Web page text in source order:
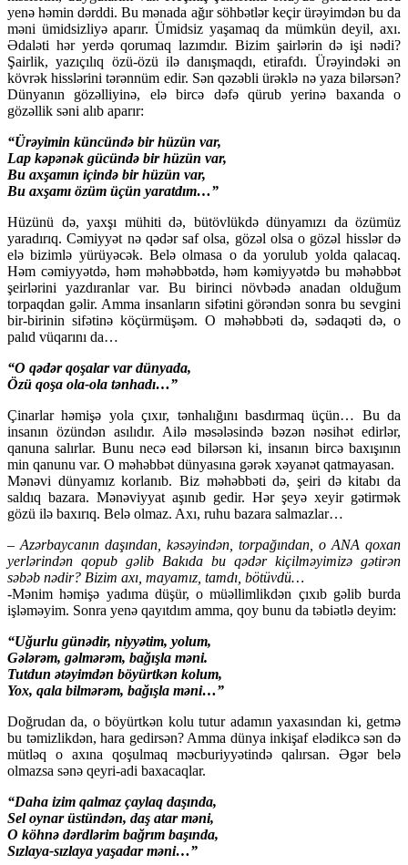
yenə həmin dərddi. Bu mənada ağır söhbətlər keçir ürəyimdən bu da
məni ümidsizliyə aparır. Ümidsiz yaşamaq da mümkün deyil, axı.
Ədaləti hər yerdə qorumaq lazımdır. Bizim şairlərin də işi nədi?
Şairlik, yazıçılıq özü-özü ilə danışmaqdı, etirafdı. Ürəyindəki ən
kövrək hisslərini tərənnüm edir. Sən qəzəbli ürəklə nə yaza bilərsən?
Dünyanın gözəlliyinə, elə bircə dəfə qürub yerinə baxanda o
gözəllik səni alıb aparır:
“Ürəyimin küncündə bir hüzün var,
Lap kəpənək gücündə bir hüzün var,
Bu axşamın içində bir hüzün var,
Bu axşamı özüm üçün yaratdım…”
Hüzünü də, yaxşı mühiti də, bütövlükdə dünyamızı da özümüz
yaradırıq. Cəmiyyət nə qədər saf olsa, gözəl olsa o gözəl hisslər də
elə bizimlə yürüyəcək. Belə olmasa o da yorulub yolda qalacaq.
Həm cəmiyyətdə, həm məhəbbətdə, həm kəmiyyətdə bu məhəbbət
şeirlərini yazdıranlar var. Bu birinci növbədə anadan olduğum
torpaqdan gəlir. Amma insanların sifətini görəndən sonra bu sevgini
bir-birinin sifətinə köçürmüşəm. O məhəbbəti də, sədaqəti də, o
palıd vüqarını da…
“O qədər qoşalar var dünyada,
Özü qoşa ola-ola tənhadı…”
Çinarlar həmişə yola çıxır, tənhalığını basdırmaq üçün… Bu da
insanın özündən asılıdır. Ailə məsələsində bəzən nəsihət edirlər,
qanuna salırlar. Bunu necə eəd bilərsən ki, insanın bircə baxışının
min qanunu var. O məhəbbət dünyasına gərək xəyanət qatmayasan.
Mənəvi dünyamız korlanıb. Biz məhəbbəti də, şeiri də kitabı da
saldıq bazara. Mənəviyyat aşınıb gedir. Hər şeyə xeyir gətirmək
gözü ilə baxırıq. Belə olmaz. Axı, ruhu bazara salmazlar…
– Azərbaycanın daşından, kəsəyindən, torpağından, o ANA qoxan
yerlərindən qopub gəlib Bakıda bu qədər kiçilməyimizə gətirən
səbəb nədir? Bizim axı, mayamız, tamdı, bötüvdü…
-Mənim həmişə yadıma düşür, o müəllimlikdən çıxıb gəlib burda
işləməyim. Sonra yenə qayıtdım amma, qoy bunu da təbiətlə deyim:
“Uğurlu günədir, niyyətim, yolum,
Gələrəm, gəlmərəm, bağışla məni.
Tutdun ətəyimdən böyürtkən kolum,
Yox, qala bilmərəm, bağışla məni…”
Doğrudan da, o böyürtkən kolu tutur adamın yaxasından ki, getmə
bu təmizlikdən, hara gedirsən? Amma dünya inkişaf elədikcə sən də
mütləq o axına qoşulmaq məcburiyyətində qalırsan. Əgər belə
olmazsa sənə qeyri-adi baxacaqlar.
“Daha izim qalmaz çaylaq daşında,
Sel oynar üstündən, daş atar məni,
O köhnə dərdlərim bağrım başında,
Sızlaya-sızlaya yaşadar məni…”